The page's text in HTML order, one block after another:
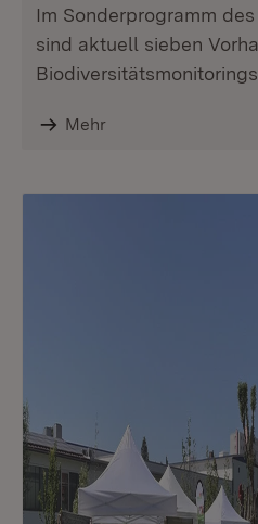
Im Sonderprogramm
sind aktuell sieben
Mehr